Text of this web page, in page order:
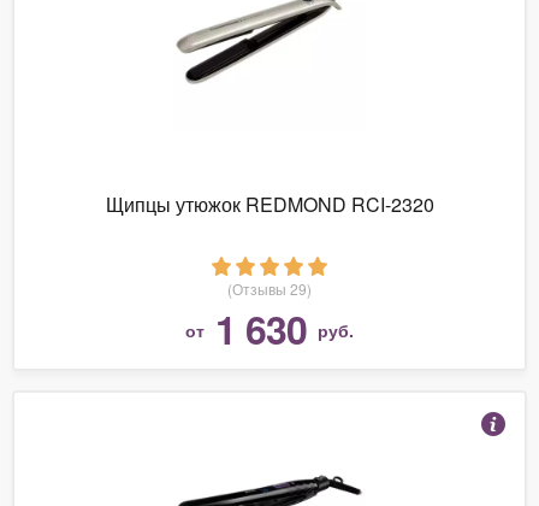
Щипцы утюжок REDMOND RCI-2320
(Отзывы 29)
от 1 630 руб.